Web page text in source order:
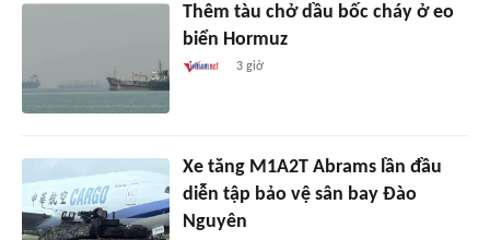
Thêm tàu chở dầu bốc cháy ở eo
biển Hormuz
3 giờ
Xe tăng M1A2T Abrams lần đầu
diễn tập bảo vệ sân bay Đào
Nguyên